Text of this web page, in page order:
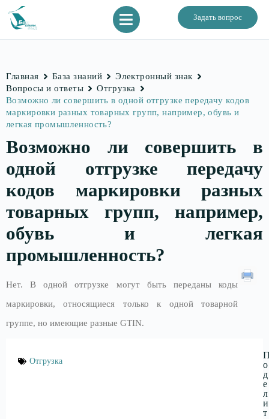
Задать вопрос
Главная База знаний
Электронный знак
Вопросы и ответы
Отгрузка
Возможно ли совершить в одной отгрузке передачу кодов
маркировки разных товарных групп, например, обувь и
легкая промышленность?
Возможно ли совершить в
одной отгрузке передачу
кодов маркировки разных
товарных групп, например,
обувь и легкая
промышленность?
Нет. В одной отгрузке могут быть переданы коды
маркировки, относящиеся только к одной товарной
группе, но имеющие разные GTIN.
Отгрузка
о
д
е
л
и
т